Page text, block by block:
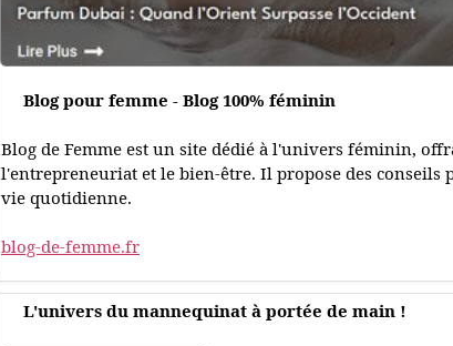
Blog pour femme - Blog 100% féminin
Blog de Femme est un site dédié à l'univers féminin,
l'entrepreneuriat et le bien-être. Il propose des
vie quotidienne.
blog-de-femme.fr
L'univers du mannequinat à portée de main !